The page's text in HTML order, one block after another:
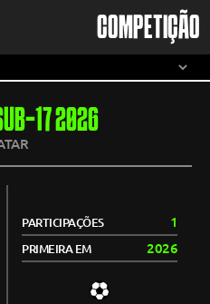
COMPETIÇÃO
17 2026
PARTICIPAÇÕES 1
PRIMEIRA EM 2026